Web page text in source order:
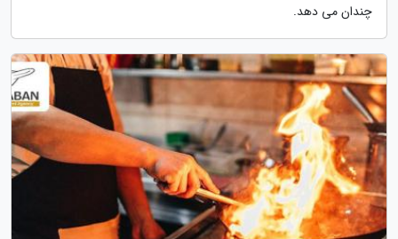
چندان می دهد.